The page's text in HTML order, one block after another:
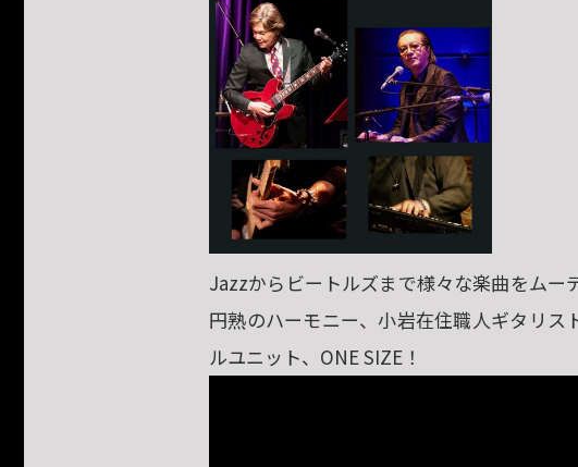
Jazzからビートルズまで様々な楽曲をムー
円熟のハーモニー、小岩在住職人ギタリ
ルユニット、ONE SIZE！